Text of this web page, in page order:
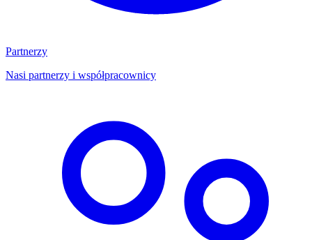
Partnerzy
Nasi partnerzy i współpracownicy